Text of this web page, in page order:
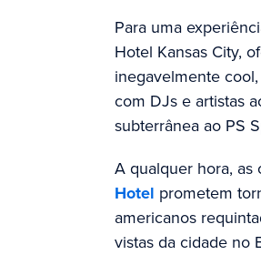
Para uma
Hotel Kansas City,
inegavelmente
com DJs e artistas
subterrânea ao PS
A qualquer hora, as
Hotel prometem
americanos
vistas da cidade no